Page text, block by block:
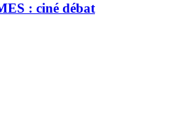
: ciné débat